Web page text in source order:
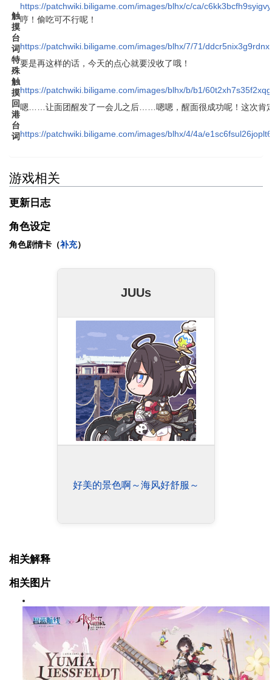
https://patchwiki.biligame.com/images/blhx/c/ca/
触
摸
台
词
哼！偷吃可不行呢！
https://patchwiki.biligame.com/images/blhx/7/71/
特
殊
触
摸
要是再这样的话，今天的点心就要没收了哦！
https://patchwiki.biligame.com/images/blhx/b/b1/
回
港
台
词
嗯……让面团醒发了一会儿之后……嗯嗯，醒面很成功呢！这次肯
https://patchwiki.biligame.com/images/blhx/4/4a/
游戏相关
更新日志
角色设定
角色剧情卡（补充）
JUUs
好美的景色啊～海风好舒服～
相关解释
相关图片